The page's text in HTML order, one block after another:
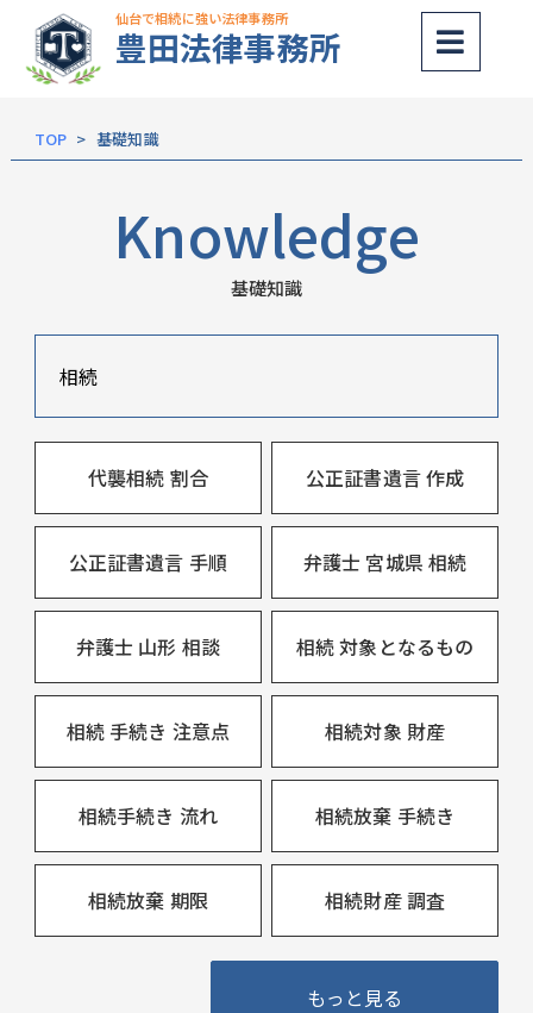
仙台で相続に強い法律事務所
豊田法律事務所
TOP 基礎知識
Knowledge
基礎知識
相続
代襲相続 割合 公正証書遺言 作成
公正証書遺言 手順 弁護士 宮城県 相続
弁護士 山形 相談 相続 対象となるもの
相続 手続き 注意点 相続対象 財産
相続手続き 流れ 相続放棄 手続き
相続放棄 期限 相続財産 調査
もっと見る